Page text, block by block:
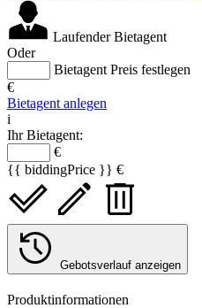
Laufender Bietagent
Oder
Bietagent Preis festlegen
€
Bietagent anlegen
i
Ihr Bietagent:
€
{{ biddingPrice }} €
Gebotsverlauf anzeigen
Produktinformationen